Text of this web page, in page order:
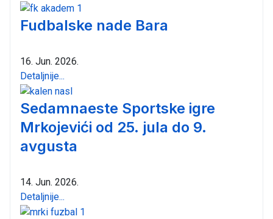
Fudbalske nade Bara
16. Jun. 2026.
Detaljnije...
Sedamnaeste Sportske igre
Mrkojevići od 25. jula do 9.
avgusta
14. Jun. 2026.
Detaljnije...